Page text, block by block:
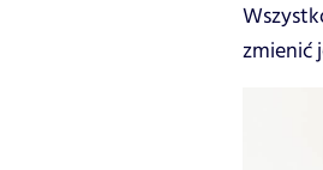
zmienić